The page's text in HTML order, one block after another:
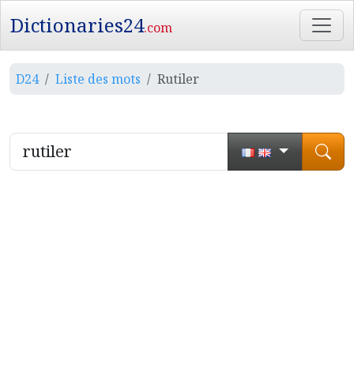
Dictionaries24.com
D24 Liste des mots Rutiler